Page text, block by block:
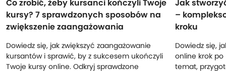
Co zrobić, żeby kursanci kończyli Twoje
kursy? 7 sprawdzonych sposobów na
zwiększenie zaangażowania
Dowiedz się, jak zwiększyć zaangażowanie
kursantów i sprawić, by z sukcesem ukończyli
Twoje kursy online. Odkryj sprawdzone
Jak
–
kroku
Dowiedz się,
online krok po
temat,